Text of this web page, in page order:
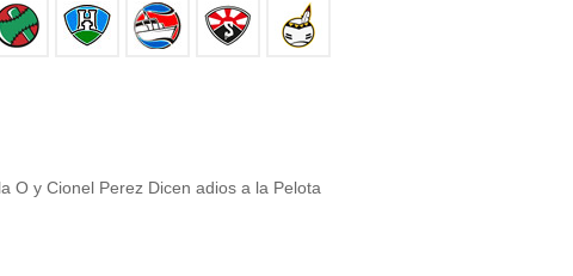
O y Cionel Perez Dicen adios a la Pelota